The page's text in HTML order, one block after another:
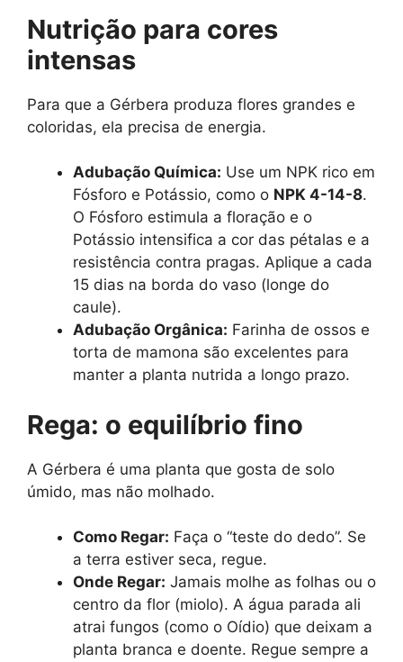
Nutrição para cores
intensas
Para que a Gérbera produza flores grandes e
coloridas, ela precisa de energia.
Adubação Química: Use um NPK rico em
Fósforo e Potássio, como o NPK 4-14-8.
O Fósforo estimula a floração e o
Potássio intensifica a cor das pétalas e a
resistência contra pragas. Aplique a cada
15 dias na borda do vaso (longe do
caule).
Adubação Orgânica: Farinha de ossos e
torta de mamona são excelentes para
manter a planta nutrida a longo prazo.
Rega: o equilíbrio fino
A Gérbera é uma planta que gosta de solo
úmido, mas não molhado.
Como Regar: Faça o “teste do dedo”. Se
a terra estiver seca, regue.
Onde Regar: Jamais molhe as folhas ou o
centro da flor (miolo). A água parada ali
atrai fungos (como o Oídio) que deixam a
planta branca e doente. Regue sempre a